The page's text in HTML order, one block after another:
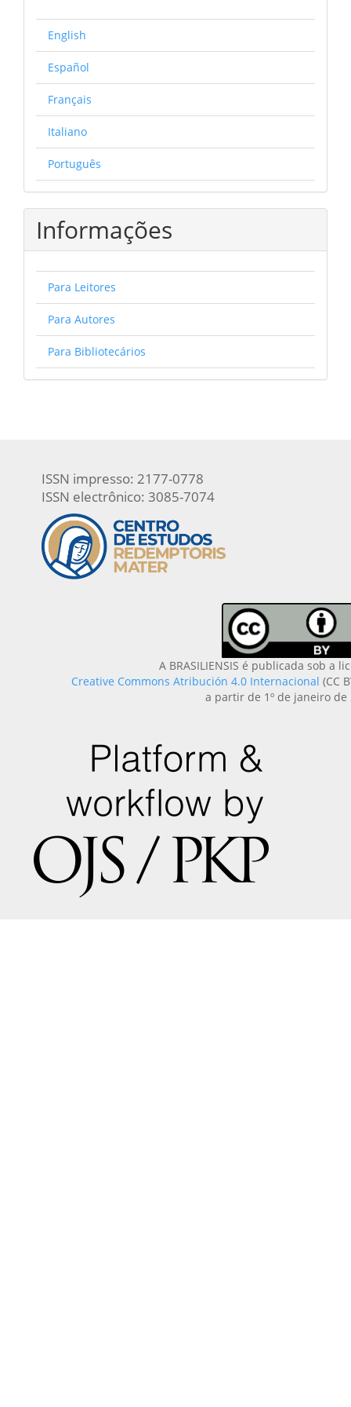
English
Español
Français
Italiano
Português
Informações
Para Leitores
Para Autores
Para Bibliotecários
ISSN impresso: 2177-0778
ISSN electrônico: 3085-7074
A BRASILIENSIS é publicada sob a
Creative Commons Atribución 4.0 Internacional (CC
a partir de 1º de janeiro de